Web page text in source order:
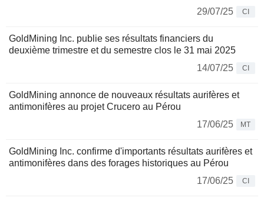
29/07/25
CI
GoldMining Inc. publie ses résultats financiers du
deuxième trimestre et du semestre clos le 31 mai 2025
14/07/25
CI
GoldMining annonce de nouveaux résultats aurifères et
antimonifères au projet Crucero au Pérou
17/06/25
MT
GoldMining Inc. confirme d'importants résultats aurifères et
antimonifères dans des forages historiques au Pérou
17/06/25
CI